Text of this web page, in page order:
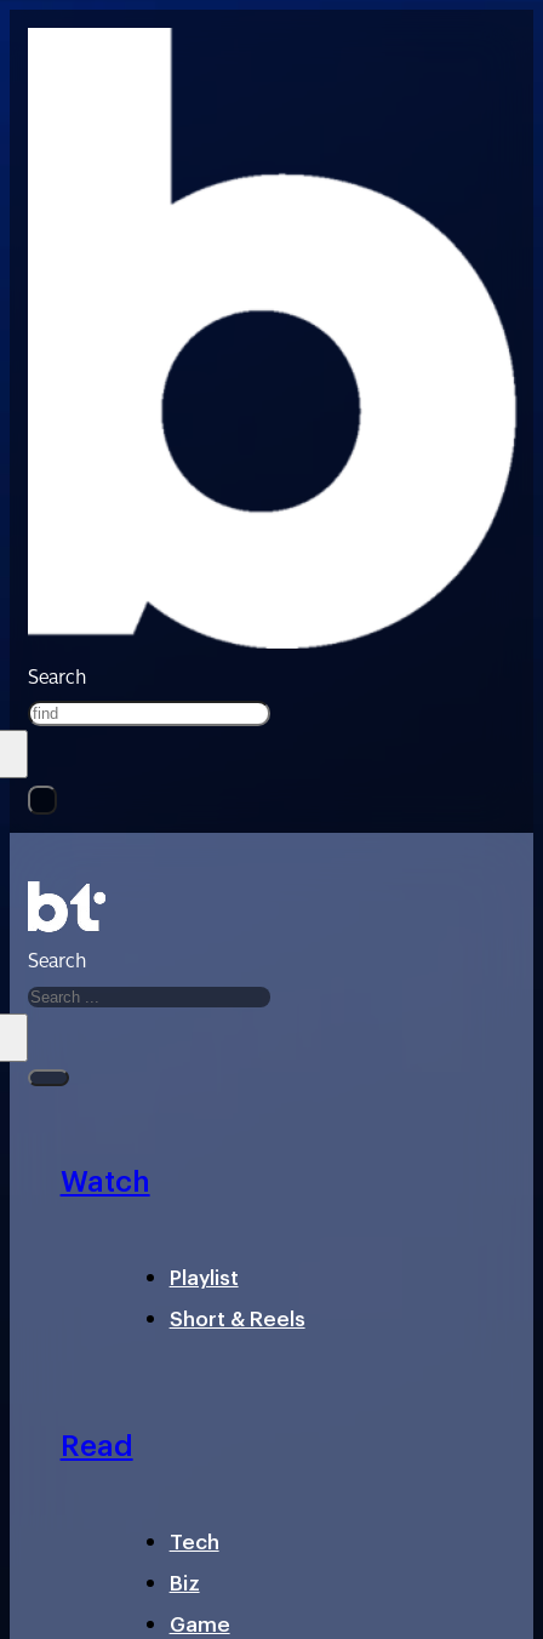
Search
Search
Watch
Playlist
Short & Reels
Read
Tech
Biz
Game